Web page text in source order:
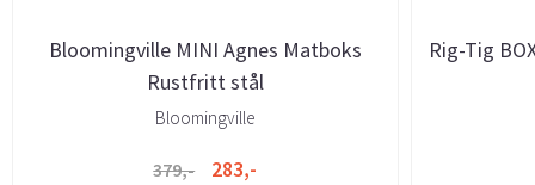
Bloomingville MINI Agnes Matboks
Rustfritt stål
Bloomingville
379,- 283,-
Rig-Tig